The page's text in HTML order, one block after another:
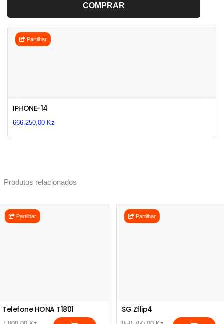
COMPRAR
Partilhar
IPHONE-14
666.250,00 Kz
Previous
Produtos relacionados
Partilhar
Telefone HONA T1801
Partilhar
SG Zflip4